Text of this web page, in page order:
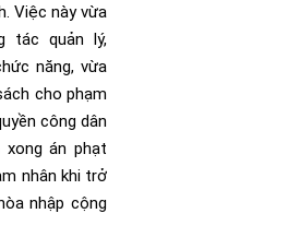
Việc này vừa
tác quản lý,
năng, vừa
cho phạm
công dân
xong án phạt
nhân khi trở
nhập cộng